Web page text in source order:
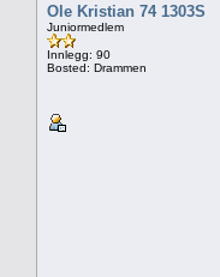
Ole Kristian 74 1303S
Juniormedlem
Innlegg: 90
Bosted: Drammen